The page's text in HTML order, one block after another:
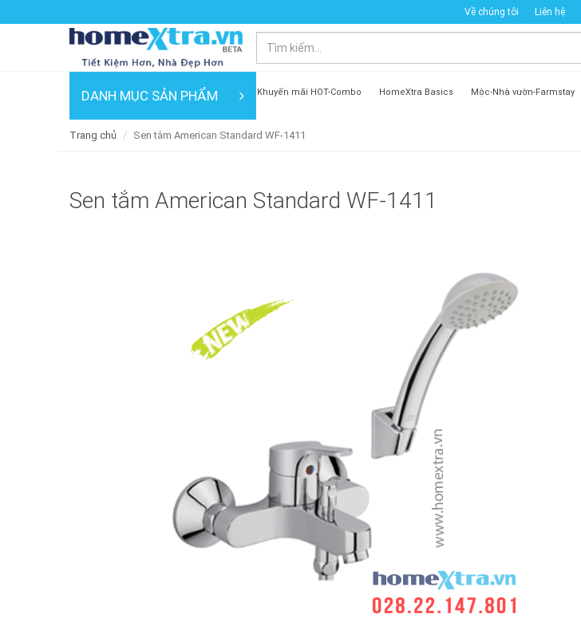
Về chúng tôi Liên hệ
DANH MỤC SẢN PHẨM Khuyến mãi HOT-Combo HomeXtra Basics Mộc-Nhà vườn-Farmstay
Trang chủ Sen tắm American Standard WF-1411
Sen tắm American Standard WF-1411